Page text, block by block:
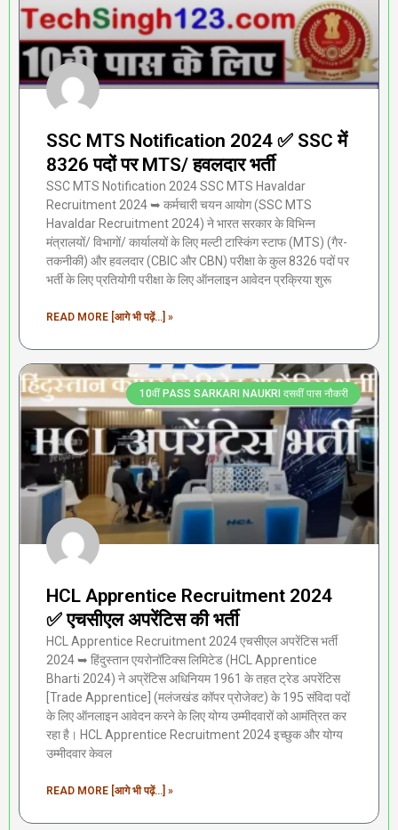
SSC MTS Notification 2024 ✅ SSC में
8326 पदों पर MTS/ हवलदार भर्ती
SSC MTS Notification 2024 SSC MTS Havaldar
Recruitment 2024 ➥ कर्मचारी चयन आयोग (SSC MTS
Havaldar Recruitment 2024) ने भारत सरकार के विभिन्न
मंत्रालयों/ विभागों/ कार्यालयों के लिए मल्टी टास्किंग स्टाफ (MTS) (गैर-
तकनीकी) और हवलदार (CBIC और CBN) परीक्षा के कुल 8326 पदों पर
भर्ती के लिए प्रतियोगी परीक्षा के लिए ऑनलाइन आवेदन प्रक्रिया शुरू
READ MORE [आगे भी पढ़ें...] »
10वीं PASS SARKARI NAUKRI दसवीं पास नौकरी
HCL Apprentice Recruitment 2024
✅ एचसीएल अपरेंटिस की भर्ती
HCL Apprentice Recruitment 2024 एचसीएल अपरेंटिस भर्ती
2024 ➥ हिंदुस्तान एयरोनॉटिक्स लिमिटेड (HCL Apprentice
Bharti 2024) ने अप्रेंटिस अधिनियम 1961 के तहत ट्रेड अपरेंटिस
[Trade Apprentice] (मलंजखंड कॉपर प्रोजेक्ट) के 195 संविदा पदों
के लिए ऑनलाइन आवेदन करने के लिए योग्य उम्मीदवारों को आमंत्रित कर
रहा है। HCL Apprentice Recruitment 2024 इच्छुक और योग्य
उम्मीदवार केवल
READ MORE [आगे भी पढ़ें...] »